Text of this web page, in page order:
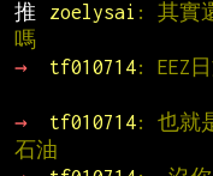
推
zoelysai : 其實
嗎
→
tf010714: EEZ
→
tf010714: 也就
石油